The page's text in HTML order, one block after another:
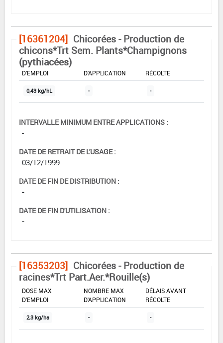
[16361204] Chicorées - Production de
chicons*Trt Sem. Plants*Champignons
(pythiacées)
DOSE MAX
D'EMPLOI
D'APPLICATION
RÉCOLTE
0,43 kg/hL - -
INTERVALLE MINIMUM ENTRE APPLICATIONS :
-
DATE DE RETRAIT DE L'USAGE :
03/12/1999
DATE DE FIN DE DISTRIBUTION :
-
DATE DE FIN D'UTILISATION :
-
[16353203] Chicorées - Production de
racines*Trt Part.Aer.*Rouille(s)
DOSE MAX
D'EMPLOI
NOMBRE MAX
D'APPLICATION
DÉLAIS AVANT
RÉCOLTE
2,3 kg/ha - -